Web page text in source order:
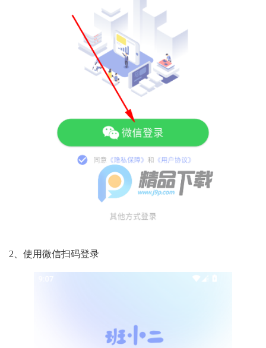
2、使用微信扫码登录